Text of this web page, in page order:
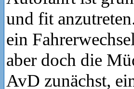
und fit
ein
aber doch die
AvD zunächst,